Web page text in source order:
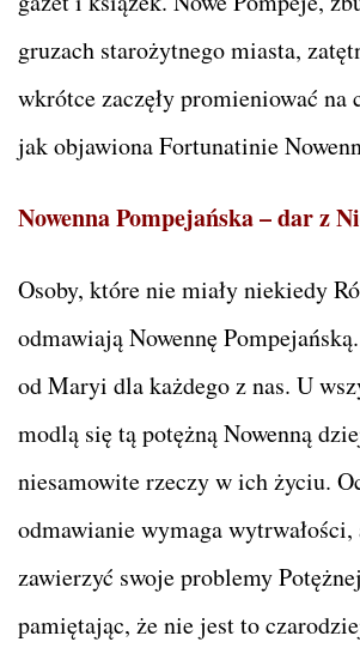
gruzach starożytnego miasta,
wkrótce zaczęły promieniować na
jak objawiona Fortunatinie
Nowenna Pompejańska – dar z
Osoby, które nie miały niekiedy
odmawiają Nowennę
od Maryi dla każdego z nas. U
modlą się tą potężną Nowenną
niesamowite rzeczy w ich życiu.
odmawianie wymaga
zawierzyć swoje problemy
pamiętając, że nie jest to